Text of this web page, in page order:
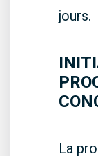
jours.
La